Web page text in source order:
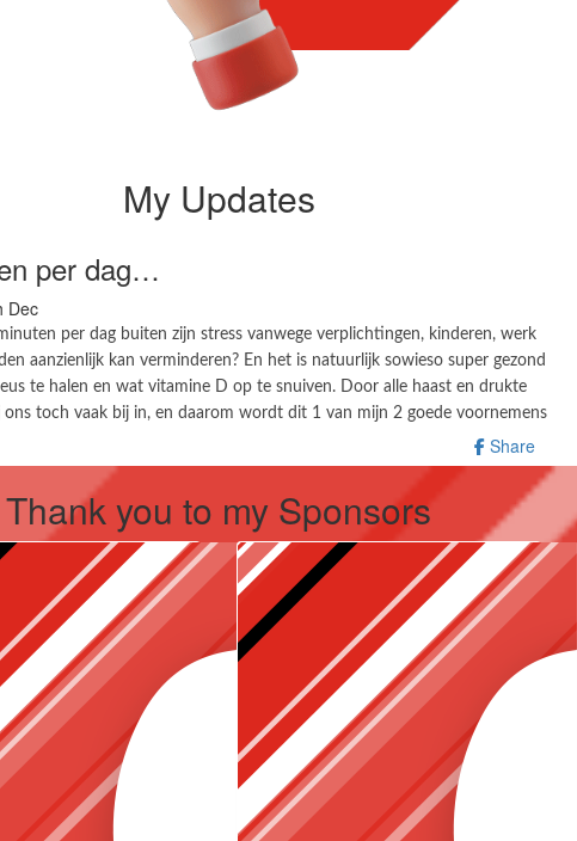
My Updates
per dag…
Dec
per dag buiten zijn stress vanwege verplichtingen, kinderen, werk
aanzienlijk kan verminderen? En het is natuurlijk sowieso super gezond
te halen en wat vitamine D op te snuiven. Door alle haast en drukte
toch vaak bij in, en daarom wordt dit 1 van mijn 2 goede voornemens
Share
Thank you to my Sponsors